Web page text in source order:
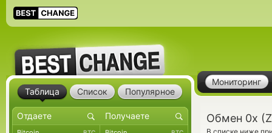
Мониторинг
Обмен 0x
Таблица Список Популярное